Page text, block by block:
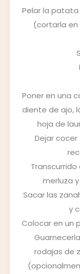
Pelar la
(cortarla en
Poner en una
diente de ajo,
hoja de
Dejar
merluza
Sacar las
y
Colocar en un
rodajas de